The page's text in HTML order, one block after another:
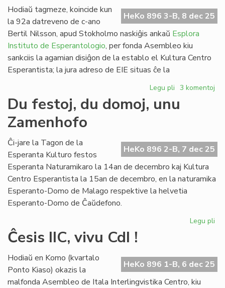
HeKo 896 3-B, 8 dec 25
Hodiaŭ tagmeze, koincide kun
la 92a datreveno de c-ano
Bertil Nilsson, apud Stokholmo naskiĝis ankaŭ Esplora
Instituto de Esperantologio, per fonda Asembleo kiu
sankciis la agamian disiĝon de la establo el Kultura Centro
Esperantista; la jura adreso de EIE situas ĉe la
Legu pli pri
Instituto
fondita
en
Svedio
3 komentoj
Du festoj, du domoj, unu
Zamenhofo
HeKo 896 2-B, 7 dec 25
Ĉi-jare la Tagon de la
Esperanta Kulturo festos
Esperanta Naturamikaro la 14an de decembro kaj Kultura
Centro Esperantista la 15an de decembro, en la naturamika
Esperanto-Domo de Malago respektive la helvetia
Esperanto-Domo de Ĉaŭdefono.
Legu pli
Ĉesis IIC, vivu CdI !
HeKo 896 1-B, 6 dec 25
Hodiaŭ en Komo (kvartalo
Ponto Kiaso) okazis la
malfonda Asembleo de Itala Interlingvistika Centro, kiu